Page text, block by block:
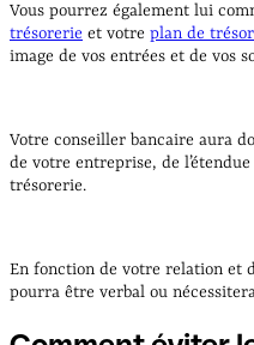
Vous pourrez également lui
trésorerie et votre plan de
image de vos entrées et de vos
Votre conseiller bancaire aura
de votre entreprise, de
trésorerie.
En fonction de votre relation et
pourra être verbal ou